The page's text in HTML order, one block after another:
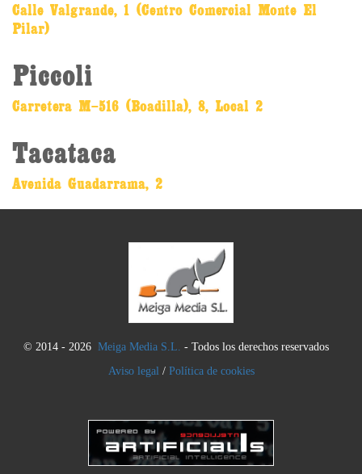
Calle Valgrande, 1 (Centro Comercial Monte El
Pilar)
Piccoli
Carretera M-516 (Boadilla), 8, Local 2
Tacataca
Avenida Guadarrama, 2
© 2014 - 2026 Meiga Media S.L. - Todos los derechos reservados
Aviso legal/ Política de cookies